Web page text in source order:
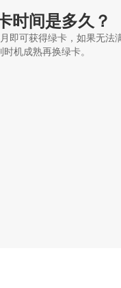
时间是多久？
可获得绿卡，如果无法
机成熟再换绿卡。